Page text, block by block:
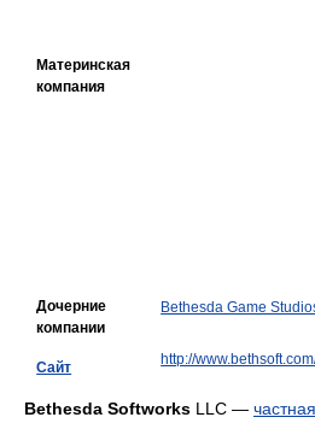
Материнская
компания
Дочерние
компании
Bethesda Game
Сайт http://
Bethesda Softworks LLC —